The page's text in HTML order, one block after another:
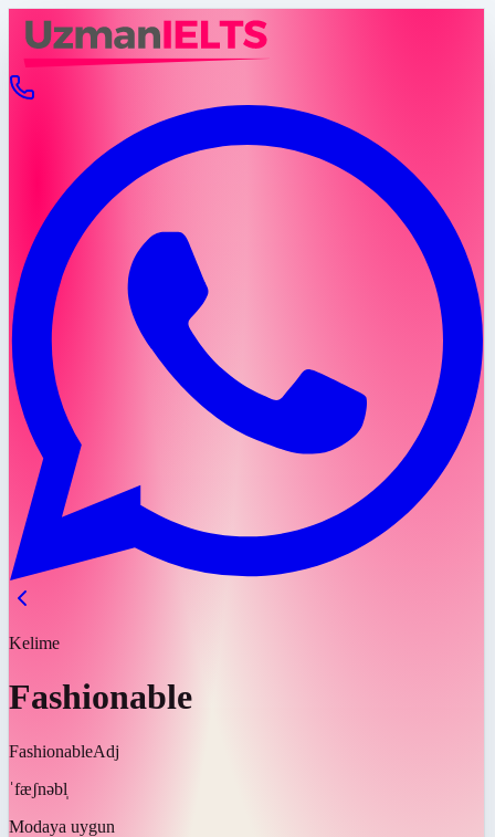
Kelime
Fashionable
FashionableAdj
ˈfæʃnəbl̩
Modaya uygun